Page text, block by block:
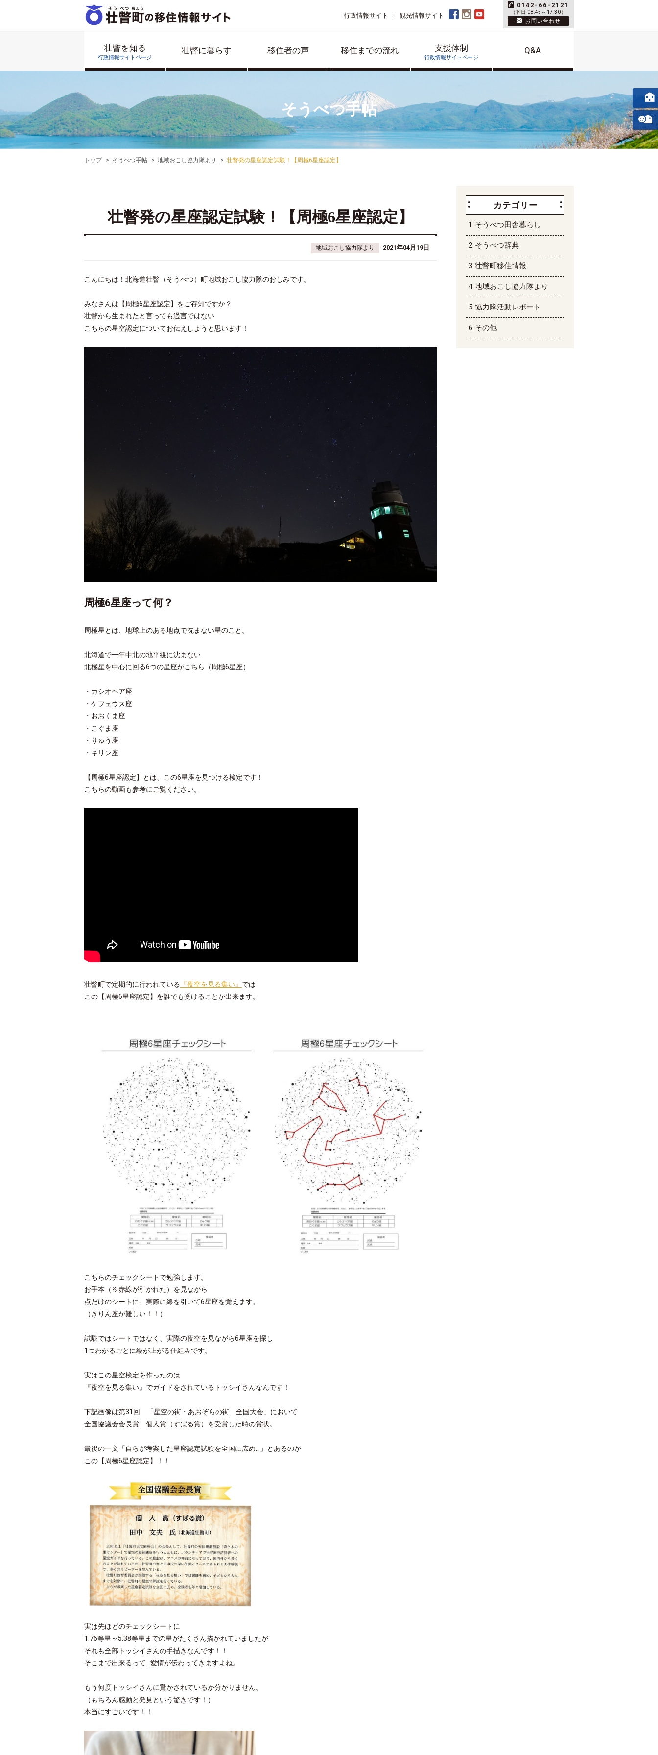
壮瞥を知る
行政情報サイトページ
壮瞥に暮らす 移住者の声 移住までの流れ 支援体制
行政情報サイトページ
Q&A
行政情報サイト 観光情報サイト
0142-66-2121
（平日 08:45～17:30）
お問い合わせ
そうべつ手帖
トップ そうべつ手帖 地域おこし協力隊より 壮瞥発の星座認定試験！【周極6星座認定】
壮瞥発の星座認定試験！【周極6星座認定】
地域おこし協力隊より 2021年04月19日
こんにちは！北海道壮瞥（そうべつ）町地域おこし協力隊のおしみです。
みなさんは【周極6星座認定】をご存知ですか？
壮瞥から生まれたと言っても過言ではない
こちらの星空認定についてお伝えしようと思います！
周極6星座って何？
周極星とは、 地球上のある地点で沈まない星のこと。
北海道で一年中北の地平線に沈まない
北極星を中心に回る6つの星座がこちら
（周極6星座）
・カシオペア座
・ケフェウス座
・おおくま座
・こぐま座
・りゅう座
・キリン座
【周極6星座認定】とは、この6星座を見つける検定です！
こちらの動画も参考にご覧ください。
壮瞥町で定期的に行われている 『夜空を見る集い』 では
この【周極6星座認定】を誰でも受けることが出来ます。
こちらのチェックシートで勉強します。
お手本（※赤線が引かれた）を見ながら
点だけのシートに、実際に線を引いて6星座を覚えます。
（きりん座が難しい！！）
試験ではシートではなく、実際の夜空を見ながら6星座を探し
1つわかるごとに級が上がる仕組みです。
実はこの星空検定を作ったのは
『夜空を見る集い』でガイドをされているトッシイさんなんです！
下記画像は第31回 「星空の街・あおぞらの街 全国大会」において
全国協議会会長賞 個人賞（すばる賞）を受賞した時の賞状。
最後の一文「自らが考案した星座認定試験を全国に広め...」とあるのが
この【周極6星座認定】！！
実は先ほどのチェックシートに
1.76等星～5.38等星までの星がたくさん描かれていましたが
それも全部トッシイさんの手描きなんです！！
そこまで出来るって...愛情が伝わってきますよね。
もう何度トッシイさんに驚かされているか分かりません。
（もちろん感動と発見という驚きです！）
本当にすごいです！！
カテゴリー
そうべつ田舎暮らし
そうべつ辞典
壮瞥町移住情報
地域おこし協力隊より
協力隊活動レポート
その他